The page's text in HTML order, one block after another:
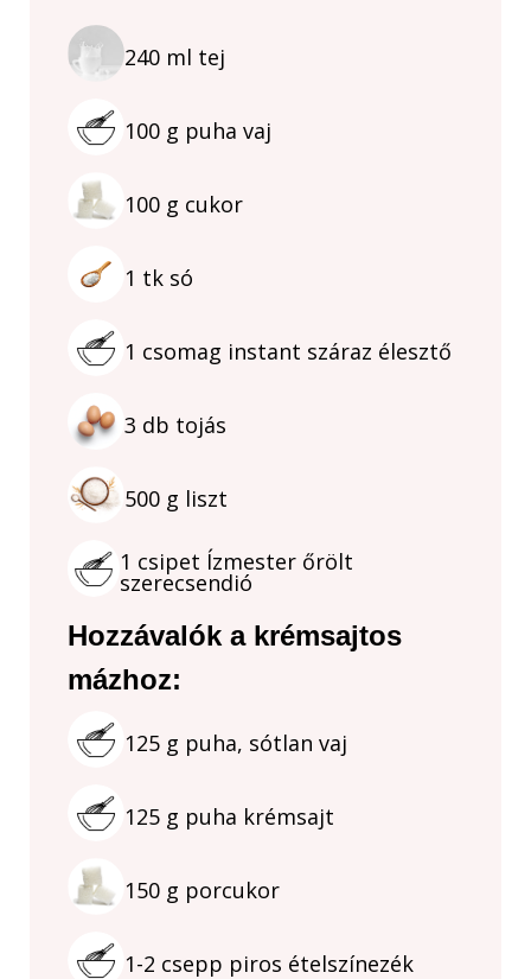
240 ml tej
100 g puha vaj
100 g cukor
1 tk só
1 csomag instant száraz élesztő
3 db tojás
500 g liszt
1 csipet Ízmester őrölt
szerecsendió
Hozzávalók a krémsajtos
mázhoz:
125 g puha, sótlan vaj
125 g puha krémsajt
150 g porcukor
1-2 csepp piros ételszínezék